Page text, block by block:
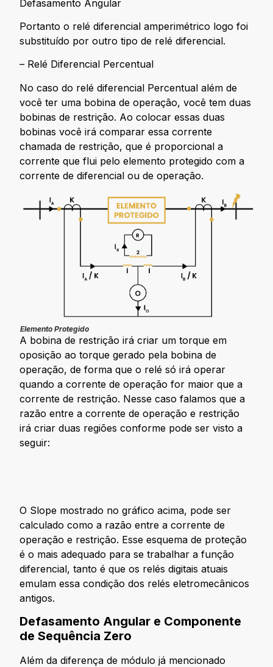
Defasamento Angular
Portanto o relé diferencial amperimétrico logo foi
substituído por outro tipo de relé diferencial.
– Relé Diferencial Percentual
No caso do relé diferencial Percentual além de
você ter uma bobina de operação, você tem duas
bobinas de restrição. Ao colocar essas duas
bobinas você irá comparar essa corrente
chamada de restrição, que é proporcional a
corrente que flui pelo elemento protegido com a
corrente de diferencial ou de operação.
Elemento Protegido
A bobina de restrição irá criar um torque em
oposição ao torque gerado pela bobina de
operação, de forma que o relé só irá operar
quando a corrente de operação for maior que a
corrente de restrição. Nesse caso falamos que a
razão entre a corrente de operação e restrição
irá criar duas regiões conforme pode ser visto a
seguir:
O Slope mostrado no gráfico acima, pode ser
calculado como a razão entre a corrente de
operação e restrição. Esse esquema de proteção
é o mais adequado para se trabalhar a função
diferencial, tanto é que os relés digitais atuais
emulam essa condição dos relés eletromecânicos
antigos.
Defasamento Angular e Componente
de Sequência Zero
Além da diferença de módulo já mencionado